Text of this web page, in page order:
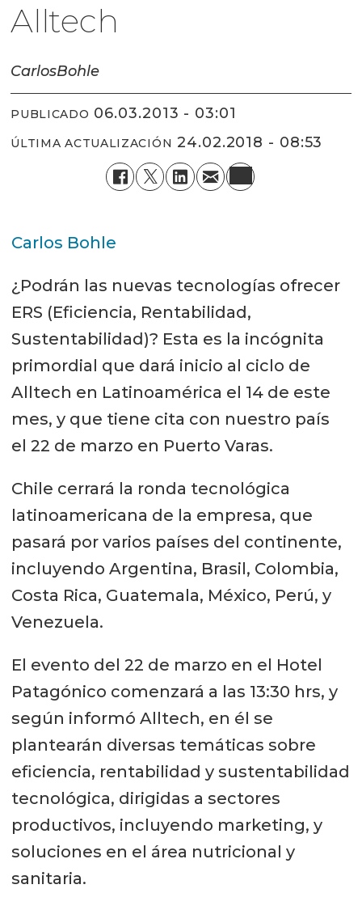
Alltech
CarlosBohle
PUBLICADO 06.03.2013 - 03:01
ÚLTIMA ACTUALIZACIÓN 24.02.2018 - 08:53
Carlos Bohle
¿Podrán las nuevas tecnologías ofrecer
ERS (Eficiencia, Rentabilidad,
Sustentabilidad)? Esta es la incógnita
primordial que dará inicio al ciclo de
Alltech en Latinoamérica el 14 de este
mes, y que tiene cita con nuestro país
el 22 de marzo en Puerto Varas.
Chile cerrará la ronda tecnológica
latinoamericana de la empresa, que
pasará por varios países del continente,
incluyendo Argentina, Brasil, Colombia,
Costa Rica, Guatemala, México, Perú, y
Venezuela.
El evento del 22 de marzo en el Hotel
Patagónico comenzará a las 13:30 hrs, y
según informó Alltech, en él se
plantearán diversas temáticas sobre
eficiencia, rentabilidad y sustentabilidad
tecnológica, dirigidas a sectores
productivos, incluyendo marketing, y
soluciones en el área nutricional y
sanitaria.